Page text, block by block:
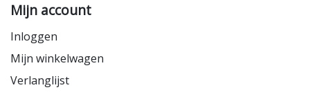
Mijn account
Inloggen
Mijn winkelwagen
Verlanglijst